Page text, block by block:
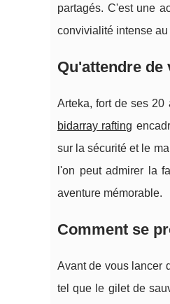
partagés. C'est une
convivialité intense
Qu'attendre de
Arteka, fort de ses
bidarray rafting
sur la sécurité et le
l'on peut admirer la
aventure mémorable.
Comment se
Avant de vous lancer
tel que le gilet de